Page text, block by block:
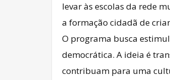
levar às escolas da rede
a formação cidadã de
O programa busca
democrática. A ideia é
contribuam para uma